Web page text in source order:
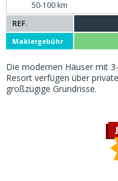
50-100 km
REF.
Maklergebühr
Die modernen Häuser mit
Resort verfügen über
großzügige Grundrisse.